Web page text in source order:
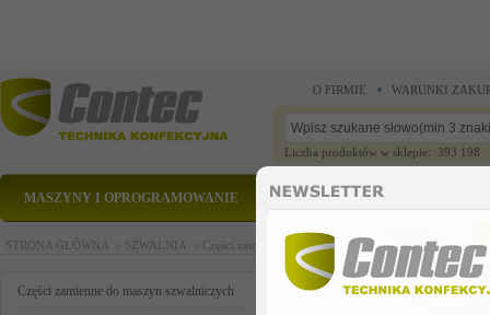
O FIRMIE WARUNKI
Liczba produktów w sklepie: 393 198
MASZYNY I OPROGRAMOWANIE CZĘŚCI ZAMIENNE
STRONA GŁÓWNA > SZWALNIA > Części zamienne do maszyn szwalniczych >Części
Części zamienne do maszyn szwalniczych suport shaft d asm.